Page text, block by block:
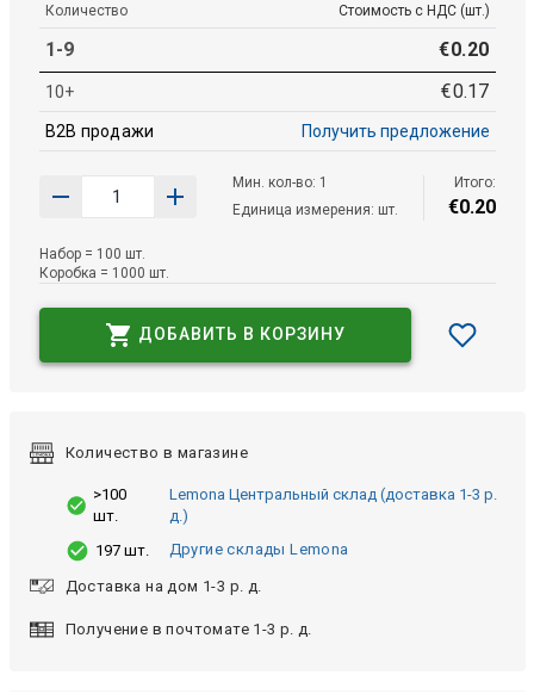
Количество Стоимость с НДС (шт.)
1-9 €0.20
10+ €0.17
B2B продажи Получить предложение
Мин. кол-во: 1
Единица измерения: шт.
Итого:
€0.20
Набор = 100 шт.
Коробка = 1000 шт.
ДОБАВИТЬ В КОРЗИНУ
Количество в магазине
>100
шт.
Lemona Центральный склад (доставка 1-3 р.
д.)
197 шт.
Другие склады Lemona
Доставка на дом 1-3 р. д.
Получение в почтомате 1-3 р. д.